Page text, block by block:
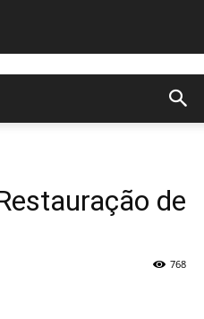
de
768